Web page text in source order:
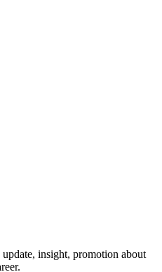
insight, promotion about